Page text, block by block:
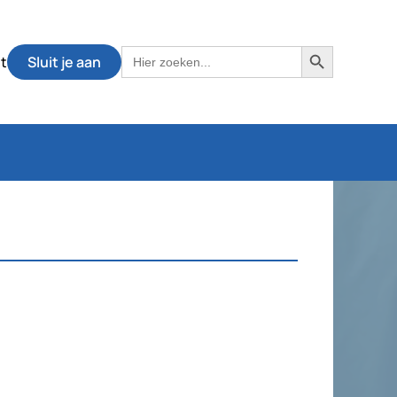
Sluit je aan Zoek
naar:
Zoekknop